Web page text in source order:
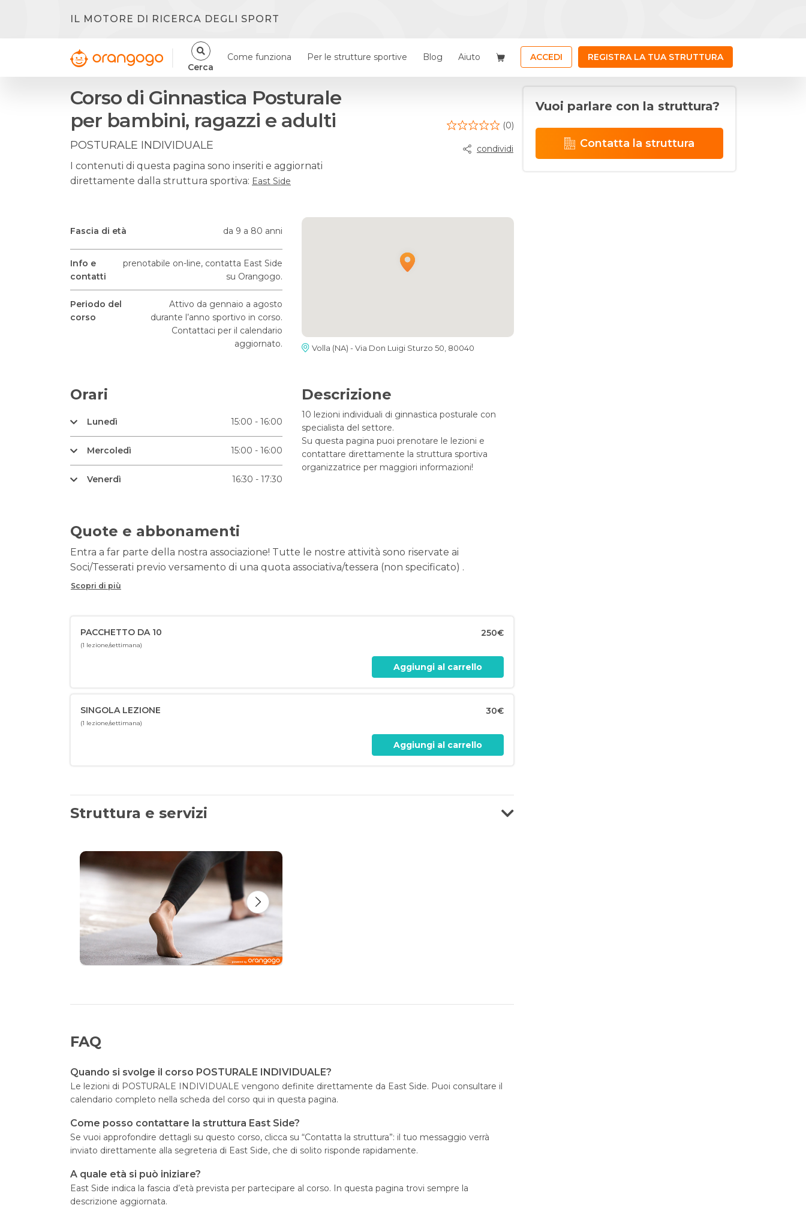
IL MOTORE DI RICERCA DEGLI SPORT
Cerca
Come funziona Per le strutture sportive Blog Aiuto ACCEDI REGISTRA LA TUA STRUTTURA
Corso di Ginnastica Posturale
per bambini, ragazzi e adulti
POSTURALE INDIVIDUALE
I contenuti di questa pagina sono inseriti e aggiornati
direttamente dalla struttura sportiva: East Side
(0)
condividi
Fascia di età da 9 a 80 anni
Info e
contatti
prenotabile on-line, contatta East Side
su Orangogo.
Periodo del
corso
Attivo da gennaio a agosto
durante l’anno sportivo in corso.
Contattaci per il calendario
aggiornato.
Volla (NA) - Via Don Luigi Sturzo 50, 80040
Orari
Lunedì 15:00 - 16:00
Mercoledì 15:00 - 16:00
Venerdì 16:30 - 17:30
Descrizione
10 lezioni individuali di ginnastica posturale con
specialista del settore.
Su questa pagina puoi prenotare le lezioni e
contattare direttamente la struttura sportiva
organizzatrice per maggiori informazioni!
Quote e abbonamenti
Entra a far parte della nostra associazione! Tutte le nostre attività sono riservate ai
Soci/Tesserati previo versamento di una quota associativa/tessera (non specificato) .
Scopri di più
PACCHETTO DA 10
(1 lezione/settimana)
250€
Aggiungi al carrello
SINGOLA LEZIONE
(1 lezione/settimana)
30€
Aggiungi al carrello
Struttura e servizi
FAQ
Quando si svolge il corso POSTURALE INDIVIDUALE?
Le lezioni di POSTURALE INDIVIDUALE vengono definite direttamente da East Side. Puoi consultare il
calendario completo nella scheda del corso qui in questa pagina.
Come posso contattare la struttura East Side?
Se vuoi approfondire dettagli su questo corso, clicca su “Contatta la struttura”: il tuo messaggio verrà
inviato direttamente alla segreteria di East Side, che di solito risponde rapidamente.
A quale età si può iniziare?
East Side indica la fascia d’età prevista per partecipare al corso. In questa pagina trovi sempre la
descrizione aggiornata.
Vuoi parlare con la struttura?
Contatta la struttura